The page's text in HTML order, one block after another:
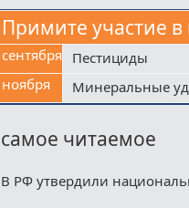
Примите участие
сентября Пестициды
ноября Минеральные
самое читаемое
В РФ утвердили